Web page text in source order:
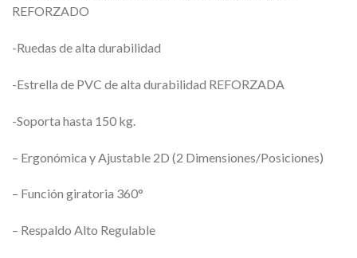
REFORZADO
-Ruedas de alta durabilidad
-Estrella de PVC de alta durabilidad REFORZADA
-Soporta hasta 150 kg.
– Ergonómica y Ajustable 2D (2 Dimensiones/Posiciones)
– Función giratoria 360°
– Respaldo Alto Regulable